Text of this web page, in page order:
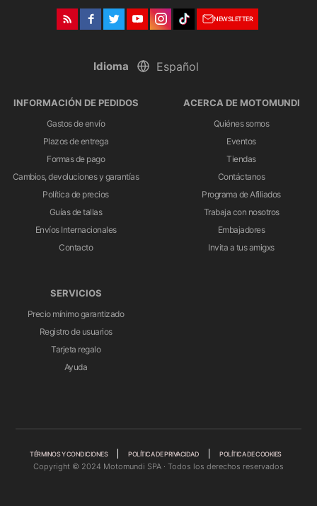
NEWSLETTER
Idioma
INFORMACIÓN DE PEDIDOS
Gastos de envío
Plazos de entrega
Formas de pago
Cambios, devoluciones y garantías
Política de precios
Guías de tallas
Envíos Internacionales
Contacto
ACERCA DE MOTOMUNDI
Quiénes somos
Eventos
Tiendas
Contáctanos
Programa de Afiliados
Trabaja con nosotros
Embajadores
Invita a tus amigxs
SERVICIOS
Precio mínimo garantizado
Registro de usuarios
Tarjeta regalo
Ayuda
TÉRMINOS Y CONDICIONES POLÍTICA DE PRIVACIDAD POLÍTICA DE COOKIES
Copyright © 2024 Motomundi SPA · Todos los derechos reservados